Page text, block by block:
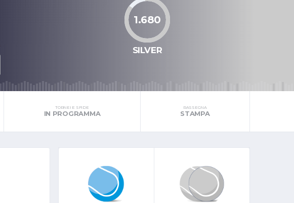
1.680
SILVER
TORNEI E SFIDE
IN PROGRAMMA
RASSEGNA
STAMPA